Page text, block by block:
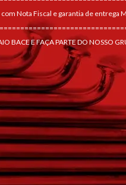
Nota Fiscal e garantia de entrega
BACE E FAÇA PARTE DO NOSSO